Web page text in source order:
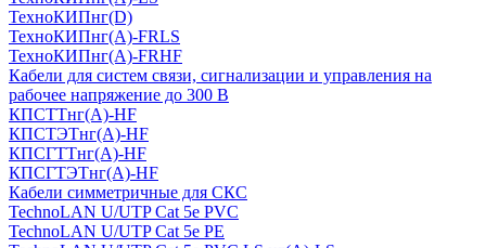
ТеxноКИПнг(D)
ТехноКИПнг(A)-FRLS
ТехноКИПнг(A)-FRHF
Кабели для систем связи, сигнализации и управления на
рабочее напряжение до 300 В
КПСТТнг(A)-HF
КПСТЭТнг(A)-HF
КПСГТТнг(A)-HF
КПСГТЭТнг(A)-HF
Кабели симметричные для СКС
TechnoLAN U/UTP Cat 5e PVC
TechnoLAN U/UTP Cat 5e PE